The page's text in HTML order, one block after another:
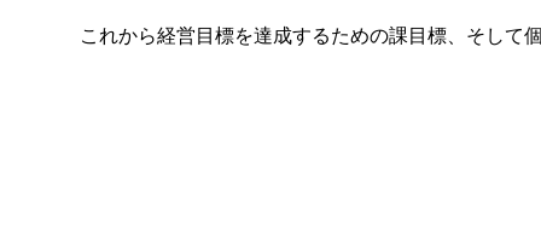
これから経営目標を達成するための課目標、そして